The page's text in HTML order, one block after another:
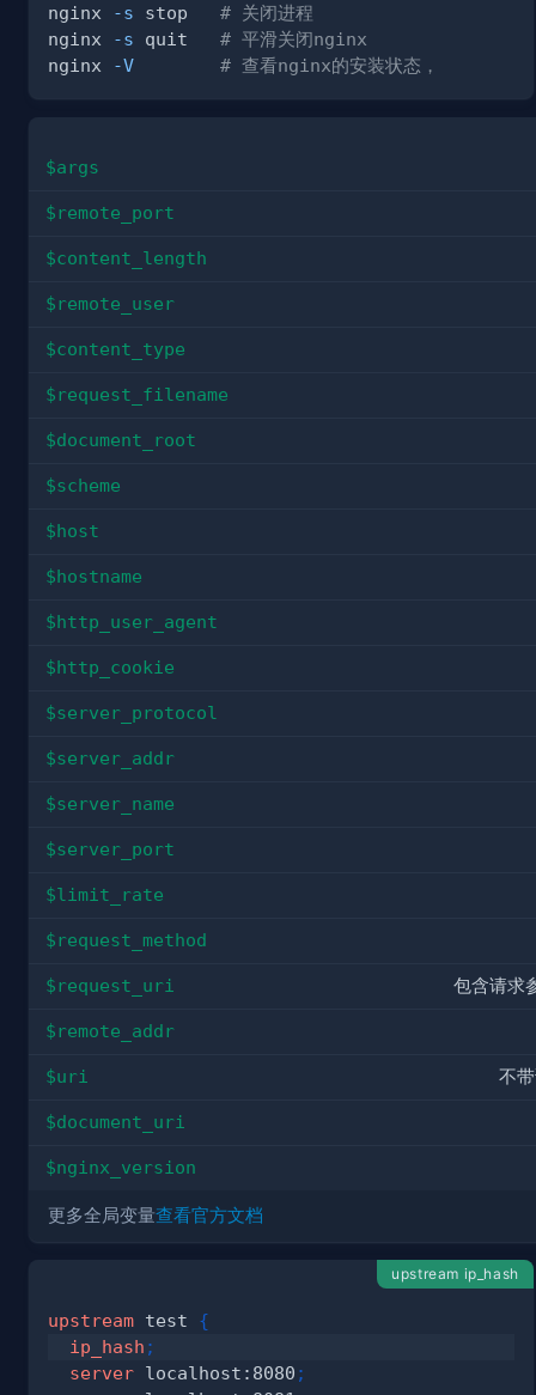
nginx
-s stop # 关闭进程
nginx
-s quit # 平滑关闭nginx
nginx
-V # 查看nginx的安装状态，
$args
$remote_port
$content_length
$remote_user
$content_type
$request_filename
$document_root
$scheme
$host
$hostname
$http_user_agent
$http_cookie
$server_protocol
$server_addr
$server_name
$server_port
$limit_rate
$request_method
$request_uri 包含请求
$remote_addr
$uri 不
$document_uri
$nginx_version
更多全局变量查看官方文档
upstream ip_hash
upstream test
{
ip_hash ;
server localhost:8080 ;